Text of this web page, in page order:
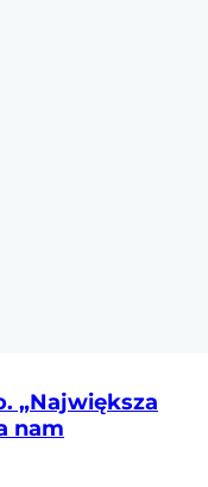
„Największa
nam